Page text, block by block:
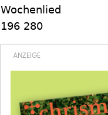
Wochenlied
196 280